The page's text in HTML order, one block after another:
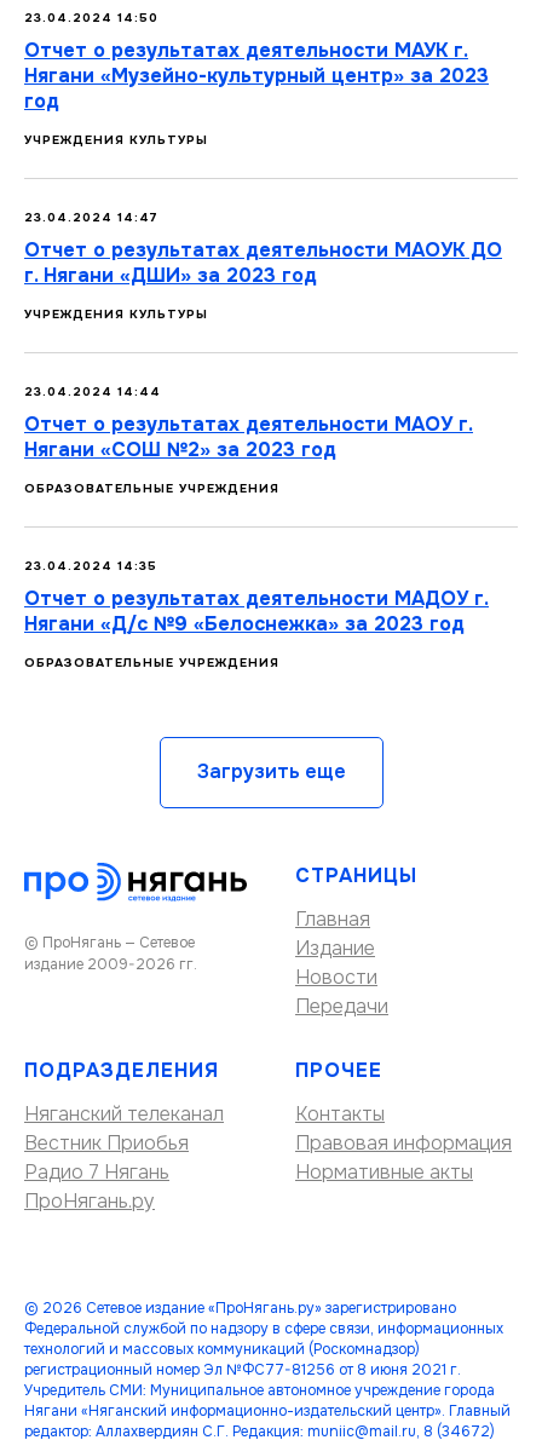
23.04.2024 14:50
Отчет о результатах деятельности МАУК г.
Нягани «Музейно-культурный центр» за 2023
год
УЧРЕЖДЕНИЯ КУЛЬТУРЫ
23.04.2024 14:47
Отчет о результатах деятельности МАОУК ДО
г. Нягани «ДШИ» за 2023 год
УЧРЕЖДЕНИЯ КУЛЬТУРЫ
23.04.2024 14:44
Отчет о результатах деятельности МАОУ г.
Нягани «СОШ №2» за 2023 год
ОБРАЗОВАТЕЛЬНЫЕ УЧРЕЖДЕНИЯ
23.04.2024 14:35
Отчет о результатах деятельности МАДОУ г.
Нягани «Д/с №9 «Белоснежка» за 2023 год
ОБРАЗОВАТЕЛЬНЫЕ УЧРЕЖДЕНИЯ
Загрузить еще
© ПроНягань — Сетевое
издание 2009-2026 гг.
СТРАНИЦЫ
Главная
Издание
Новости
Передачи
ПОДРАЗДЕЛЕНИЯ
Няганский телеканал
Вестник Приобья
Радио 7 Нягань
ПроНягань.ру
ПРОЧЕЕ
Контакты
Правовая информация
Нормативные акты
© 2026 Сетевое издание «ПроНягань.ру» зарегистрировано
Федеральной службой по надзору в сфере связи, информационных
технологий и массовых коммуникаций (Роскомнадзор)
регистрационный номер Эл №ФС77-81256 от 8 июня 2021 г.
Учредитель СМИ: Муниципальное автономное учреждение города
Нягани «Няганский информационно-издательский центр». Главный
редактор: Аллахвердиян С.Г. Редакция: muniic@mail.ru, 8 (34672)